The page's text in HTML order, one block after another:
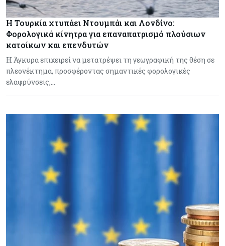
Η Τουρκία χτυπάει Ντουμπάι και Λονδίνο:
Φορολογικά κίνητρα για επαναπατρισμό πλούσιων
κατοίκων και επενδυτών
Η Άγκυρα επιχειρεί να μετατρέψει τη γεωγραφική της θέση σε
πλεονέκτημα, προσφέροντας σημαντικές φορολογικές
ελαφρύνσεις,…